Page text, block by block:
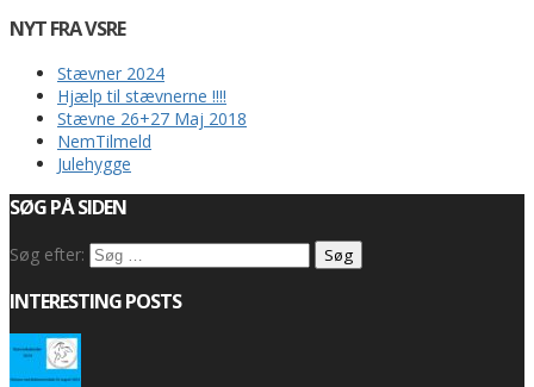
NYT FRA VSRE
Stævner 2024
Hjælp til stævnerne !!!!
Stævne 26+27 Maj 2018
NemTilmeld
Julehygge
SØG PÅ SIDEN
Søg efter:
INTERESTING POSTS